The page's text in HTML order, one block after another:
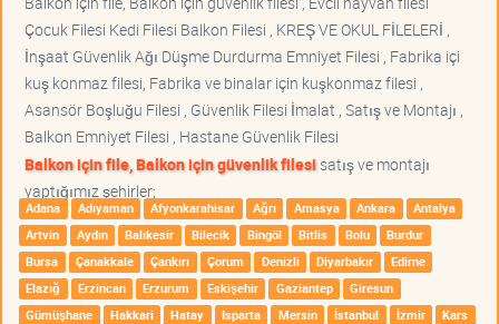
Çocuk Filesi Kedi Filesi Balkon Filesi , KREŞ VE OKUL FİLELERİ ,
İnşaat Güvenlik Ağı Düşme Durdurma Emniyet Filesi , Fabrika içi
kuş konmaz filesi, Fabrika ve binalar için kuşkonmaz filesi ,
Asansör Boşluğu Filesi , Güvenlik Filesi İmalat , Satış ve Montajı ,
Balkon Emniyet Filesi , Hastane Güvenlik Filesi
Balkon için file, Balkon için güvenlik filesisatış ve montajı
yaptığımız şehirler;
Adana Adıyaman Afyonkarahisar Ağrı Amasya Ankara
Antalya
Artvin
Aydın Balıkesir Bilecik Bingöl Bitlis Bolu
Burdur
Bursa
Çanakkale Çankırı Çorum Denizli Diyarbakır
Edirne
Elazığ
Erzincan Erzurum Eskişehir Gaziantep
Giresun
Gümüşhane
Hakkari Hatay Isparta Mersin İstanbul İzmir
Kars